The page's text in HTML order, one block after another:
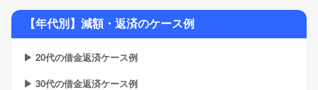
【年代別】減額・返済のケース例
▶ 20代の借金返済ケース例
▶ 30代の借金返済ケース例